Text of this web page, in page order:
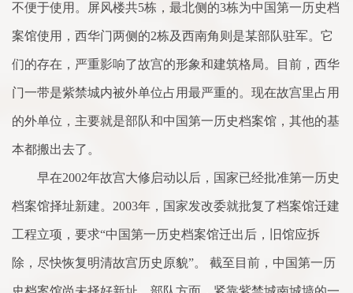
不便于使用。屏风楼共5栋，最北侧的3栋为中国第一历史档
案馆使用，西华门两侧的2栋及西南角则是某部队驻军。它
们的存在，严重影响了故宫的形象和建筑格局。目前，西华
门一带是紫禁城内被外单位占用最严重的。现在故宫里占用
的外单位，主要就是部队和中国第一历史档案馆，其他的基
本都搬出去了。
早在2002年故宫大修启动以后，国家已经批准第一历史
档案馆择址新建。2003年，国家发改委就批复了档案馆迁建
工程立项，要求“中国第一历史档案馆迁出后，旧馆应拆
除，尽快恢复明清故宫历史原貌”。 截至目前，中国第一历